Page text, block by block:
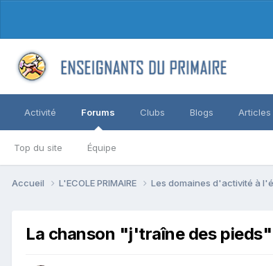
Activité Forums
Top du site Équipe
Clubs Blogs Articles
Accueil L'ECOLE PRIMAIRE Les domaines d'activité à
La chanson "j'traîne des